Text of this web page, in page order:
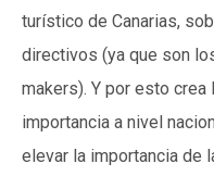
turístico de Canarias,
directivos (ya que son
makers). Y por esto crea
importancia a nivel
elevar la importancia de